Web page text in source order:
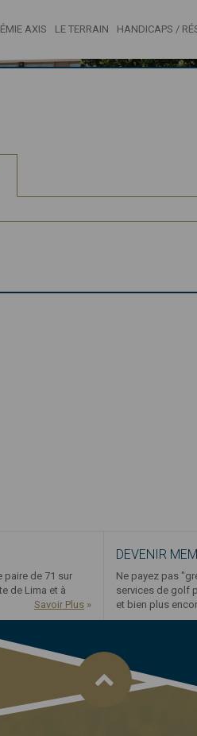
AXIS LE TERRAIN HANDICAPS /
paire de 71 sur
de Lima et à
Savoir Plus »
DEVENIR
Ne payez pas
services de golf
et bien plus